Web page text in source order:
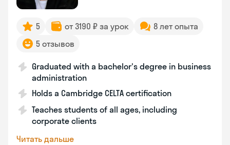
5 от 3190 ₽ за урок
8 лет опыта
5 отзывов
Graduated with a bachelor's degree in business
administration
Holds a Cambridge CELTA certification
Teaches students of all ages, including
corporate clients
Читать дальше